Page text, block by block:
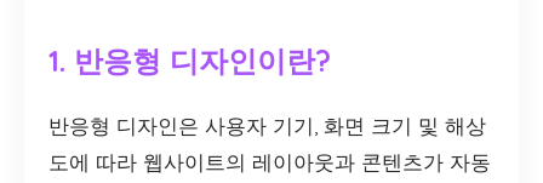
1. 반응형 디자인이란?
반응형 디자인은 사용자 기기, 화면 크기 및 해상
도에 따라 웹사이트의 레이아웃과 콘텐츠가 자동